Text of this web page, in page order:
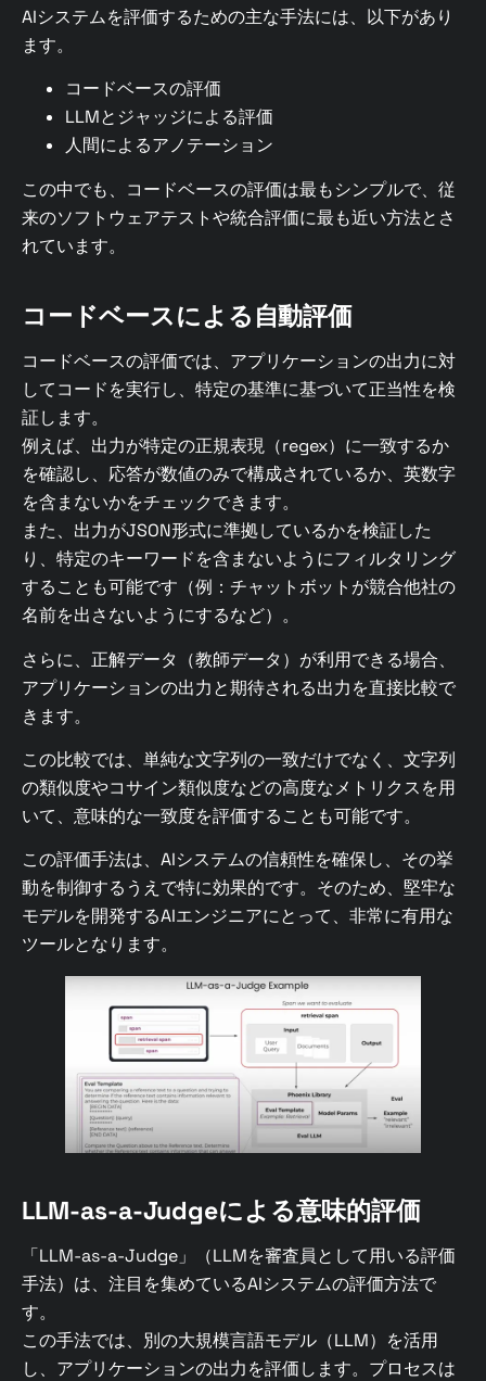
AIシステムを評価するための主な手法には、以下があり
ます。
コードベースの評価
LLMとジャッジによる評価
人間によるアノテーション
この中でも、コードベースの評価は最もシンプルで、従
来のソフトウェアテストや統合評価に最も近い方法とさ
れています。
コードベースによる自動評価
コードベースの評価では、アプリケーションの出力に対
してコードを実行し、特定の基準に基づいて正当性を検
証します。
例えば、出力が特定の正規表現（regex）に一致するか
を確認し、応答が数値のみで構成されているか、英数字
を含まないかをチェックできます。
また、出力がJSON形式に準拠しているかを検証した
り、特定のキーワードを含まないようにフィルタリング
することも可能です（例：チャットボットが競合他社の
名前を出さないようにするなど）。
さらに、正解データ（教師データ）が利用できる場合、
アプリケーションの出力と期待される出力を直接比較で
きます。
この比較では、単純な文字列の一致だけでなく、文字列
の類似度やコサイン類似度などの高度なメトリクスを用
いて、意味的な一致度を評価することも可能です。
この評価手法は、AIシステムの信頼性を確保し、その挙
動を制御するうえで特に効果的です。そのため、堅牢な
モデルを開発するAIエンジニアにとって、非常に有用な
ツールとなります。
LLM-as-a-Judgeによる意味的評価
「LLM-as-a-Judge」（LLMを審査員として用いる評価
手法）は、注目を集めているAIシステムの評価方法で
す。
この手法では、別の大規模言語モデル（LLM）を活用
し、アプリケーションの出力を評価します。プロセスは